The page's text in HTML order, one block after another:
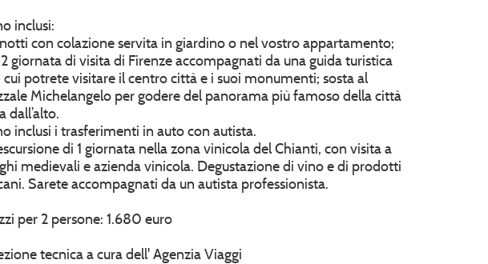
inclusi:
con colazione servita in giardino o nel vostro appartamento;
giornata di visita di Firenze accompagnati da una guida turistica
cui potrete visitare il centro città e i suoi monumenti; sosta al
Michelangelo per godere del panorama più famoso della città
dall’alto.
inclusi i trasferimenti in auto con autista.
di 1 giornata nella zona vinicola del Chianti, con visita a
medievali e azienda vinicola. Degustazione di vino e di prodotti
Sarete accompagnati da un autista professionista.
per 2 persone: 1.680 euro
tecnica a cura dell' Agenzia Viaggi